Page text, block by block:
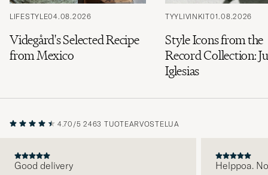
LIFESTYLE04.08.2026
Videgård's Selected Recipe
from Mexico
TYYLIVINKIT01.08.2026
Style Icons from the
Record Collection:
Iglesias
4.70/5 2463 TUOTEARVOSTELUA
Good delivery Helppoa.